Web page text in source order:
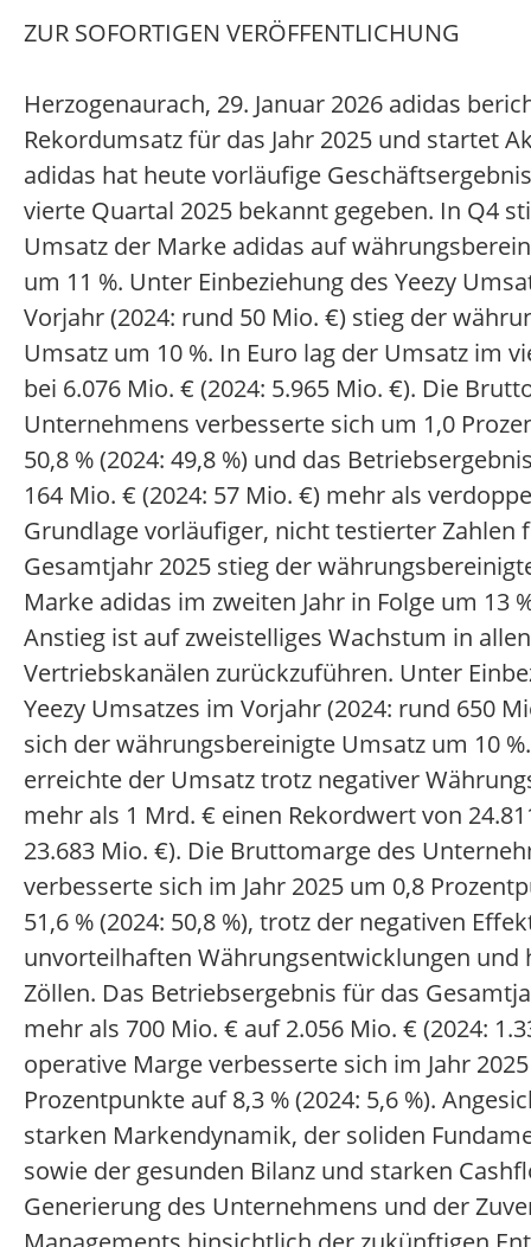
ZUR SOFORTIGEN VERÖFFENTLICHUNG
Herzogenaurach, 29. Januar 2026 adidas
Rekordumsatz für das Jahr 2025 und startet
adidas hat heute vorläufige
vierte Quartal 2025 bekannt gegeben. In Q4
Umsatz der Marke adidas auf
um 11 %. Unter Einbeziehung des Yeezy
Vorjahr (2024: rund 50 Mio. €) stieg der
Umsatz um 10 %. In Euro lag der Umsatz im
bei 6.076 Mio. € (2024: 5.965 Mio. €). Die
Unternehmens verbesserte sich um 1,0
50,8 % (2024: 49,8 %) und das
164 Mio. € (2024: 57 Mio. €) mehr als
Grundlage vorläufiger, nicht testierter Zahlen
Gesamtjahr 2025 stieg der
Marke adidas im zweiten Jahr in Folge um 13
Anstieg ist auf zweistelliges Wachstum in
Vertriebskanälen zurückzuführen. Unter
Yeezy Umsatzes im Vorjahr (2024: rund 650
sich der währungsbereinigte Umsatz um 10
erreichte der Umsatz trotz negativer
mehr als 1 Mrd. € einen Rekordwert von
23.683 Mio. €). Die Bruttomarge des
verbesserte sich im Jahr 2025 um 0,8
51,6 % (2024: 50,8 %), trotz der negativen
unvorteilhaften Währungsentwicklungen und
Zöllen. Das Betriebsergebnis für das
mehr als 700 Mio. € auf 2.056 Mio. € (2024:
operative Marge verbesserte sich im Jahr
Prozentpunkte auf 8,3 % (2024: 5,6 %).
starken Markendynamik, der soliden
sowie der gesunden Bilanz und starken
Generierung des Unternehmens und der